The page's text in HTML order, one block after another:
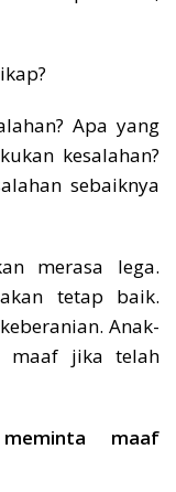
Apa yang
kesalahan?
sebaiknya
merasa lega.
tetap baik.
Anak-
maaf jika telah
meminta maaf